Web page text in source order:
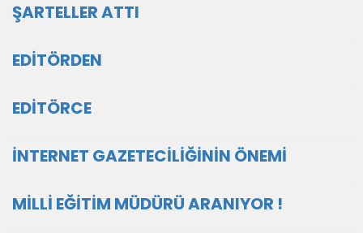
ŞARTELLER ATTI
EDİTÖRDEN
EDİTÖRCE
İNTERNET GAZETECİLİĞİNİN ÖNEMİ
MİLLİ EĞİTİM MÜDÜRÜ ARANIYOR !